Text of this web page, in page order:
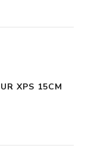
XPS 15CM